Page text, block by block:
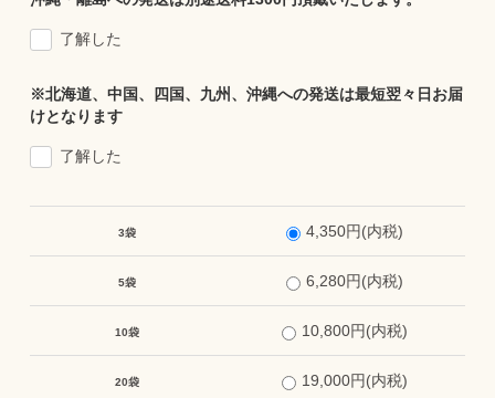
了解した
※北海道、中国、四国、九州、沖縄への発送は最短翌々日お届
けとなります
了解した
3袋 4,350円(内税)
5袋 6,280円(内税)
10袋 10,800円(内税)
20袋 19,000円(内税)